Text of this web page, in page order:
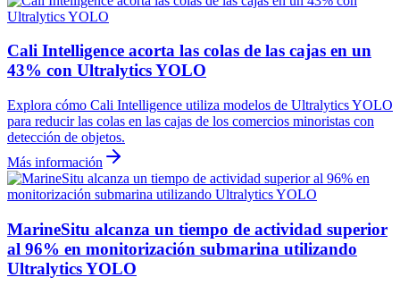
Cali Intelligence acorta las colas de las cajas en un
43% con Ultralytics YOLO
Explora cómo Cali Intelligence utiliza modelos de Ultralytics YOLO
para reducir las colas en las cajas de los comercios minoristas con
detección de objetos.
Más información
MarineSitu alcanza un tiempo de actividad superior
al 96% en monitorización submarina utilizando
Ultralytics YOLO